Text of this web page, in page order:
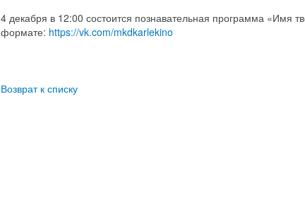
4 декабря в 12:00 состоится познавательная программа «Имя
формате: https://vk.com/mkdkarlekino
Возврат к списку